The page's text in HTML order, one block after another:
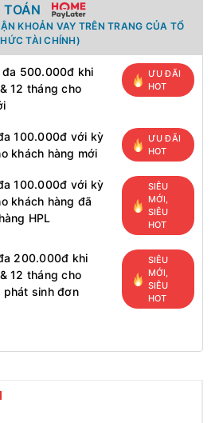
KHOẢN VAY TRÊN TRANG CỦA TỔ
TÀI CHÍNH)
đa 500.000đ khi
12 tháng cho
ƯU ĐÃI
HOT
100.000đ với kỳ
khách hàng mới
ƯU ĐÃI
HOT
100.000đ với kỳ
khách hàng đã
HPL
SIÊU
MỚI,
SIÊU
HOT
200.000đ khi
12 tháng cho
phát sinh đơn
SIÊU
MỚI,
SIÊU
HOT